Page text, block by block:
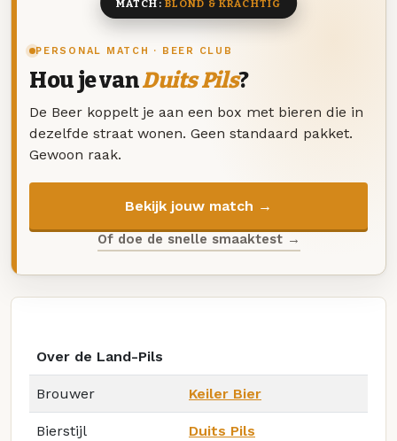
PERSONAL MATCH · BEER CLUB
Hou je vanDuits Pils?
De Beer koppelt je aan een box met bieren die in
dezelfde straat wonen. Geen standaard pakket.
Gewoon raak.
Bekijk jouw match →
Of doe de snelle smaaktest →
MATCH: BLOND & KRACHTIG
Over de Land-Pils
Brouwer Keiler Bier
Bierstijl Duits Pils